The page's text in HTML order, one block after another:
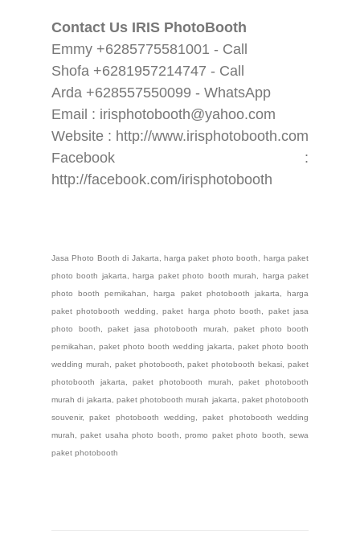
Contact Us IRIS PhotoBooth
Emmy +6285775581001 - Call
Shofa +6281957214747 - Call
Arda +628557550099 - WhatsApp
Email : irisphotobooth@yahoo.com
Website : http://www.irisphotobooth.com
Facebook :
http://facebook.com/irisphotobooth
Jasa Photo Booth di Jakarta, harga paket photo booth, harga paket
photo booth jakarta, harga paket photo booth murah, harga paket
photo booth pernikahan, harga paket photobooth jakarta, harga
paket photobooth wedding, paket harga photo booth, paket jasa
photo booth, paket jasa photobooth murah, paket photo booth
pernikahan, paket photo booth wedding jakarta, paket photo booth
wedding murah, paket photobooth, paket photobooth bekasi, paket
photobooth jakarta, paket photobooth murah, paket photobooth
murah di jakarta, paket photobooth murah jakarta, paket photobooth
souvenir, paket photobooth wedding, paket photobooth wedding
murah, paket usaha photo booth, promo paket photo booth, sewa
paket photobooth